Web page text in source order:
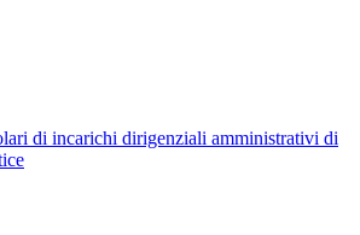
di incarichi dirigenziali amministrativi di